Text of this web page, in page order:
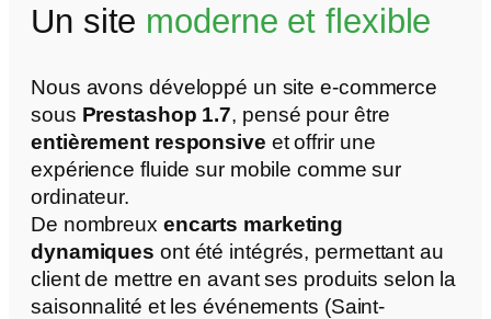
Un site moderne et flexible
Nous avons développé un site e-commerce
sous Prestashop 1.7, pensé pour être
entièrement responsive et offrir une
expérience fluide sur mobile comme sur
ordinateur.
De nombreux encarts marketing
dynamiques ont été intégrés, permettant au
client de mettre en avant ses produits selon la
saisonnalité et les événements (Saint-